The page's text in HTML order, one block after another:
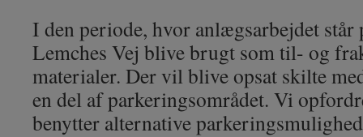
I den periode, hvor anlægsarbejdet
Lemches Vej blive brugt som til- og
materialer. Der vil blive opsat skilte
en del af parkeringsområdet. Vi
benytter alternative